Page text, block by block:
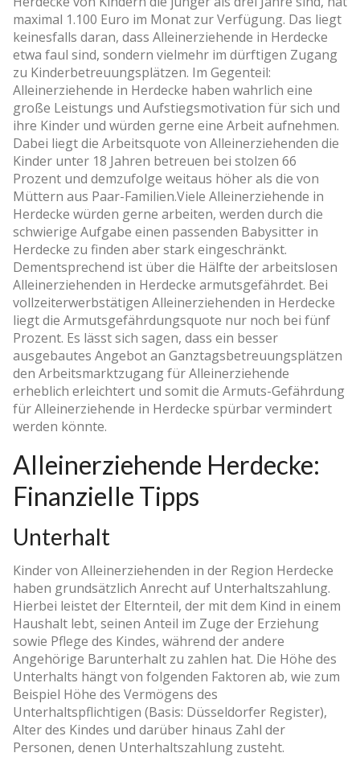
maximal 1.100 Euro im Monat zur Verfügung. Das liegt
keinesfalls daran, dass Alleinerziehende in Herdecke
etwa faul sind, sondern vielmehr im dürftigen Zugang
zu Kinderbetreuungsplätzen. Im Gegenteil:
Alleinerziehende in Herdecke haben wahrlich eine
große Leistungs­ und Aufstiegsmotivation für sich und
ihre Kinder und würden gerne eine Arbeit aufnehmen.
Dabei liegt die Arbeitsquote von Alleinerziehenden die
Kinder unter 18 Jahren betreuen bei stolzen 66
Prozent und demzufolge weitaus höher als die von
Müttern aus Paar-Familien.Viele Alleinerziehende in
Herdecke würden gerne arbeiten, werden durch die
schwierige Aufgabe einen passenden Babysitter in
Herdecke zu finden aber stark eingeschränkt.
Dementsprechend ist über die Hälfte der arbeitslosen
Alleinerziehenden in Herdecke armutsgefährdet. Bei
vollzeiterwerbstätigen Alleinerziehenden in Herdecke
liegt die Armutsgefährdungsquote nur noch bei fünf
Prozent. Es lässt sich sagen, dass ein besser
ausgebautes Angebot an Ganztagsbetreuungsplätzen
den Arbeitsmarktzugang für Alleinerziehende
erheblich erleichtert und somit die Armuts-Gefährdung
für Alleinerziehende in Herdecke spürbar vermindert
werden könnte.
Alleinerziehende Herdecke:
Finanzielle Tipps
Unterhalt
Kinder von Alleinerziehenden in der Region Herdecke
haben grundsätzlich Anrecht auf Unterhaltszahlung.
Hierbei leistet der Elternteil, der mit dem Kind in einem
Haushalt lebt, seinen Anteil im Zuge der Erziehung
sowie Pflege des Kindes, während der andere
Angehörige Barunterhalt zu zahlen hat. Die Höhe des
Unterhalts hängt von folgenden Faktoren ab, wie zum
Beispiel Höhe des Vermögens des
Unterhaltspflichtigen (Basis: Düsseldorfer Register),
Alter des Kindes und darüber hinaus Zahl der
Personen, denen Unterhaltszahlung zusteht.